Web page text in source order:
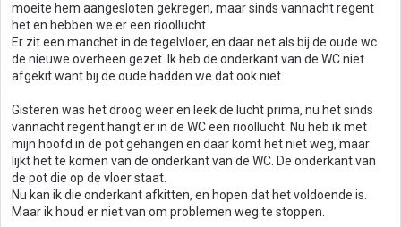
moeite hem aangesloten gekregen, maar sinds vannacht regent
het en hebben we er een rioollucht.
Er zit een manchet in de tegelvloer, en daar net als bij de oude wc
de nieuwe overheen gezet. Ik heb de onderkant van de WC niet
afgekit want bij de oude hadden we dat ook niet.
Gisteren was het droog weer en leek de lucht prima, nu het sinds
vannacht regent hangt er in de WC een rioollucht. Nu heb ik met
mijn hoofd in de pot gehangen en daar komt het niet weg, maar
lijkt het te komen van de onderkant van de WC. De onderkant van
de pot die op de vloer staat.
Nu kan ik die onderkant afkitten, en hopen dat het voldoende is.
Maar ik houd er niet van om problemen weg te stoppen.